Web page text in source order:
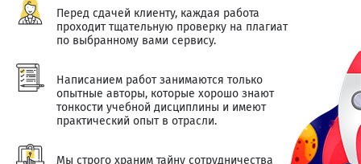
Перед сдачей клиенту, каждая работа
проходит тщательную проверку на плагиат
по выбранному вами сервису.
Написанием работ занимаются только
опытные авторы, которые хорошо знают
тонкости учебной дисциплины и имеют
практический опыт в отрасли.
Мы строго храним тайну сотрудничества